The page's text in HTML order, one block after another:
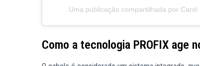
Uma publicação compartilhada por
Como a tecnologia PROFIX age